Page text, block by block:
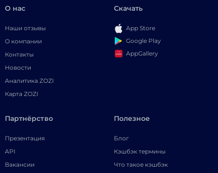
О нас
Наши отзывы
О компании
Контакты
Новости
Аналитика ZOZI
Карта ZOZI
Скачать
App Store
Google Play
AppGallery
Партнёрство
Презентация
API
Вакансии
Полезное
Блог
Кэшбэк термины
Что такое кэшбэк